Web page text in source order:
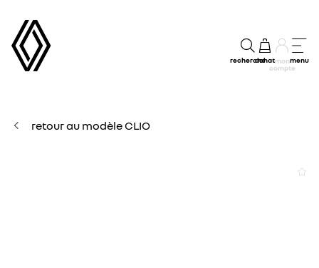
rechercheachatmon
compte
menu
retour au modèle CLIO